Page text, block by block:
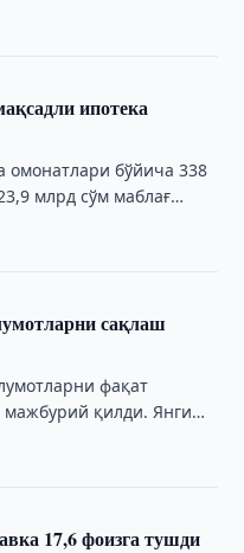
ипотека
омонатлари бўйича 338
млрд сўм маблағ
сақлаш
фақат
мажбурий қилди. Янги
17,6 фоизга тушди